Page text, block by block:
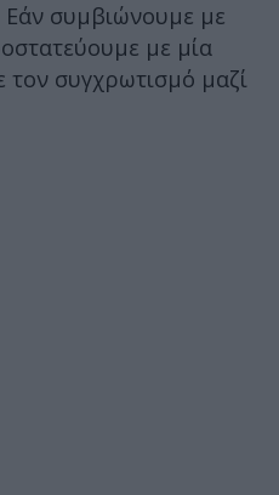
Εάν συμβιώνουμε με
με μία
συγχρωτισμό μαζί